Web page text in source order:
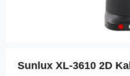
Sunlux XL-3610 2D